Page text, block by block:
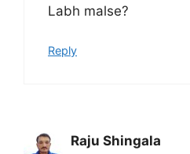
Labh malse?
Reply
Raju Shingala